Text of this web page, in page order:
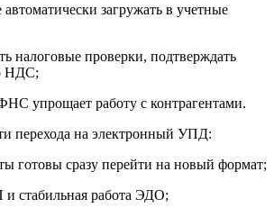
загружать в учетные
налоговые проверки, подтверждать
НДС;
упрощает работу с контрагентами.
перехода на электронный УПД:
готовы сразу перейти на новый формат;
стабильная работа ЭДО;